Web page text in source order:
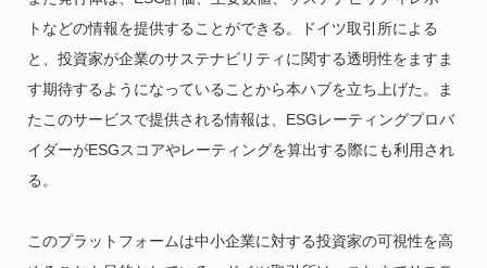
トなどの情報を提供することができる。ドイツ取引所による
と、投資家が企業のサステナビリティに関する透明性をますま
す期待するようになっていることから本ハブを立ち上げた。ま
たこのサービスで提供される情報は、ESGレーティングプロバ
イダーがESGスコアやレーティングを算出する際にも利用され
る。
このプラットフォームは中小企業に対する投資家の可視性を高